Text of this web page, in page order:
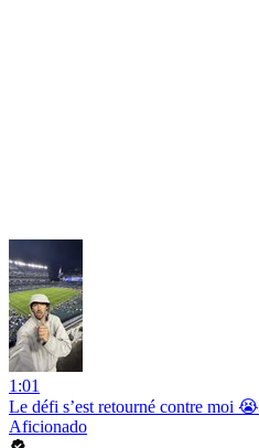
1:01
Le défi s’est retourné contre moi 😭
Aficionado